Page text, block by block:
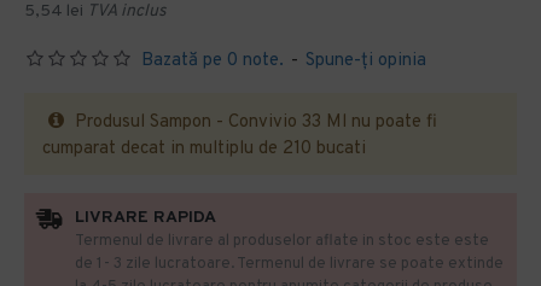
Bazată pe 0 note. - Spune-ţi opinia
5,54 lei TVA inclus
Produsul Sampon - Convivio 33 Ml nu poate fi
cumparat decat in multiplu de 210 bucati
LIVRARE RAPIDA
Termenul de livrare al produselor aflate in stoc este este
de 1- 3 zile lucratoare. Termenul de livrare se poate extinde